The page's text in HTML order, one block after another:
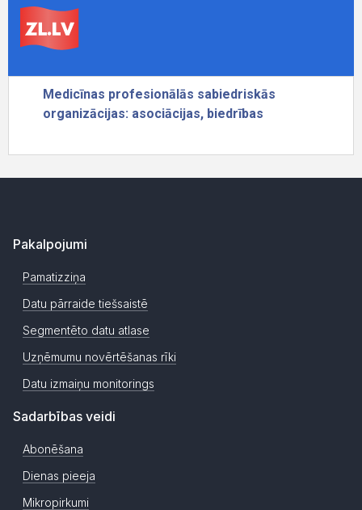
Pakalpojumi
Pamatizziņa
Datu pārraide tiešsaistē
Segmentēto datu atlase
Uzņēmumu novērtēšanas rīki
Datu izmaiņu monitorings
Sadarbības veidi
Abonēšana
Dienas pieeja
Mikropirkumi